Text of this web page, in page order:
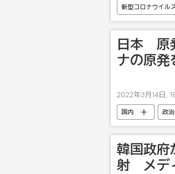
新型コロナウイル
日本 原
ナの原発
2022年3月14日,
国内 政治
韓国政
射 メデ